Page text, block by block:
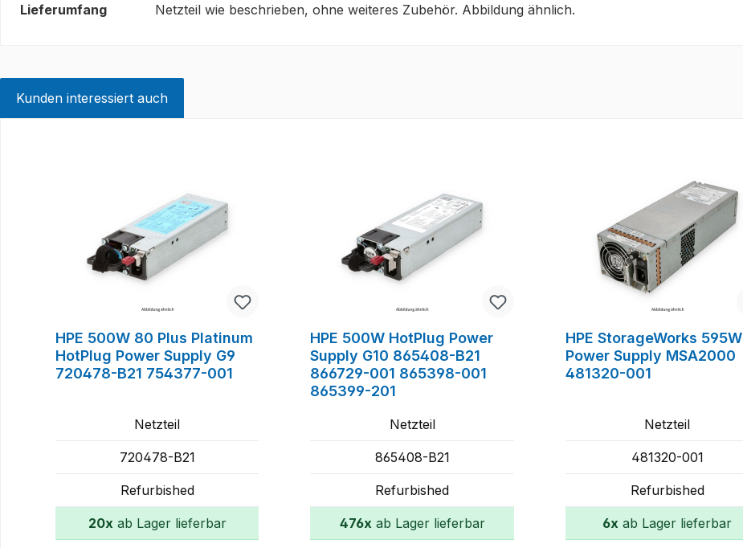
Lieferumfang
Netzteil wie beschrieben, ohne weiteres Zubehör. Abbildung ähnlich.
Kunden interessiert auch
HPE 500W 80 Plus Platinum
HotPlug Power Supply G9
720478-B21 754377-001
Netzteil
720478-B21
Refurbished
20x ab Lager lieferbar
HPE 500W HotPlug Power
Supply G10 865408-B21
866729-001 865398-001
865399-201
Netzteil
865408-B21
Refurbished
476x ab Lager lieferbar
HPE StorageWorks 595W
Power Supply MSA2000
481320-001
Netzteil
481320-001
Refurbished
6x ab Lager lieferbar